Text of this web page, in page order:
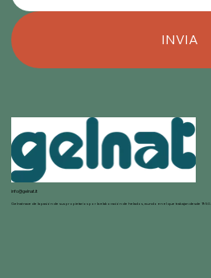
INVIA
info@gelnat.it
Gelnat nace de la pasión de sus propietarios por la elaboración de helados, mundo en el que trabajan desde 1950.